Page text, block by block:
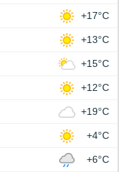
+17°C
+13°C
+15°C
+12°C
+19°C
+4°C
+6°C